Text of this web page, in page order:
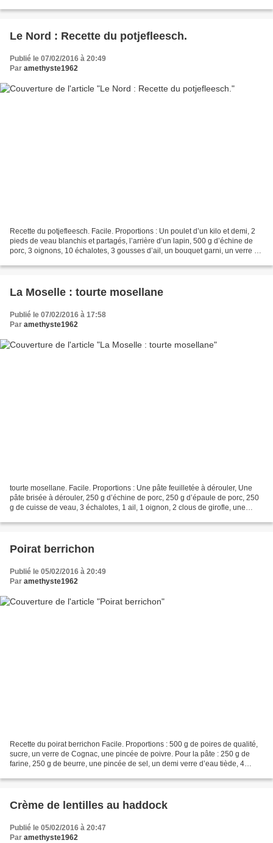
Le Nord : Recette du potjefleesch.
Publié le 07/02/2016 à 20:49
Par amethyste1962
Recette du potjefleesch. Facile. Proportions : Un poulet d’un kilo et demi, 2
pieds de veau blanchis et partagés, l’arrière d’un lapin, 500 g d’échine de
porc, 3 oignons, 10 échalotes, 3 gousses d’ail, un bouquet garni, un verre de
La Moselle : tourte mosellane
Publié le 07/02/2016 à 17:58
Par amethyste1962
tourte mosellane. Facile. Proportions : Une pâte feuilletée à dérouler, Une
pâte brisée à dérouler, 250 g d’échine de porc, 250 g d’épaule de porc, 250
g de cuisse de veau, 3 échalotes, 1 ail, 1 oignon, 2 clous de girofle, une
Poirat berrichon
Publié le 05/02/2016 à 20:49
Par amethyste1962
Recette du poirat berrichon Facile. Proportions : 500 g de poires de qualité,
sucre, un verre de Cognac, une pincée de poivre. Pour la pâte : 250 g de
farine, 250 g de beurre, une pincée de sel, un demi verre d’eau tiède, 4
Crème de lentilles au haddock
Publié le 05/02/2016 à 20:47
Par amethyste1962